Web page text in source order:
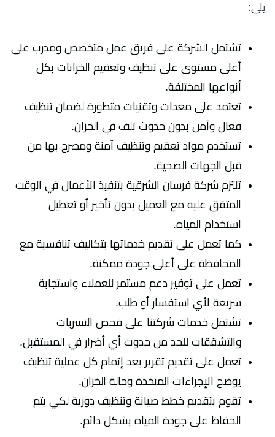
يلي:
تشتمل الشركة على فريق عمل متخصص ومدرب على
أعلى مستوى على تنظيف وتعقيم الخزانات بكل
أنواعها المختلفة.
تعتمد على معدات وتقنيات متطورة لضمان تنظيف
فعال وآمن بدون حدوث تلف في الخزان.
تستخدم مواد تعقيم وتنظيف آمنة ومصرح بها من
قبل الجهات الصحية.
تلتزم شركة فرسان الشرقية بتنفيذ الأعمال في الوقت
المتفق عليه مع العميل بدون تأخير أو تعطيل
استخدام المياه.
كما تعمل على تقديم خدماتها بتكاليف تنافسية مع
المحافظة على أعلى جودة ممكنة.
تعمل على توفير دعم مستمر للعملاء واستجابة
سريعة لأي استفسار أو طلب.
تشتمل خدمات شركتنا على فحص التسربات
والتشققات للحد من حدوث أي أضرار في المستقبل.
تعمل على تقديم تقرير بعد إتمام كل عملية تنظيف
يوضح الإجراءات المتخذة وحالة الخزان.
تقوم بتقديم خطط صيانة وتنظيف دورية لكي يتم
الحفاظ على جودة المياه بشكل دائم.